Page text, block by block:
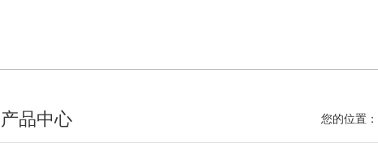
产品中心 您的位置：